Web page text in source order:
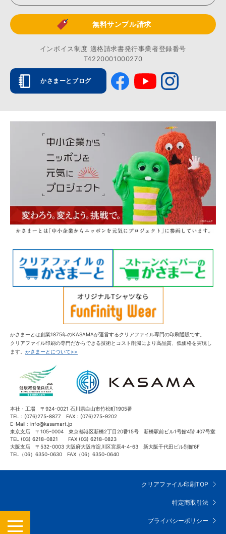
無料サンプル請求
インボイス制度 適格請求書発行事業者登録番号
T4220001000270
かさまーとブログ
かさまーとは創業1875年のKASAMAが運営するクリアファイル専門の印刷通販です。
クリアファイル印刷の専門だからできる技術とコスト削減により高品質、低価格を実現し
ます。 かさまーとについて>>
本社・工場 〒924-0021 石川県白山市竹松町1905番
TEL：(076)275-8877 FAX：(076)275-9202
E-Mail：info@kasamart.jp
東京支店 〒105-0004 東京都港区新橋2丁目20番15号 新橋駅前ビル1号館4階 407号室
TEL (03) 6218-0821 FAX (03) 6218-0823
大阪支店 〒532-0003 大阪府大阪市淀川区宮原4-4-63 新大阪千代田ビル別館6F
TEL（06）6350-0630 FAX（06）6350-0640
クリアファイル印刷TOP
特定商取引法
プライバシーポリシー